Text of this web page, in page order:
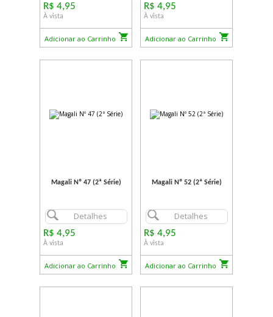
R$ 4,95
À vista
Adicionar ao Carrinho
R$ 4,95
À vista
Adicionar ao Carrinho
Magali Nº 47 (2ª Série)
Detalhes
R$ 4,95
À vista
Adicionar ao Carrinho
Magali Nº 52 (2ª Série)
Detalhes
R$ 4,95
À vista
Adicionar ao Carrinho